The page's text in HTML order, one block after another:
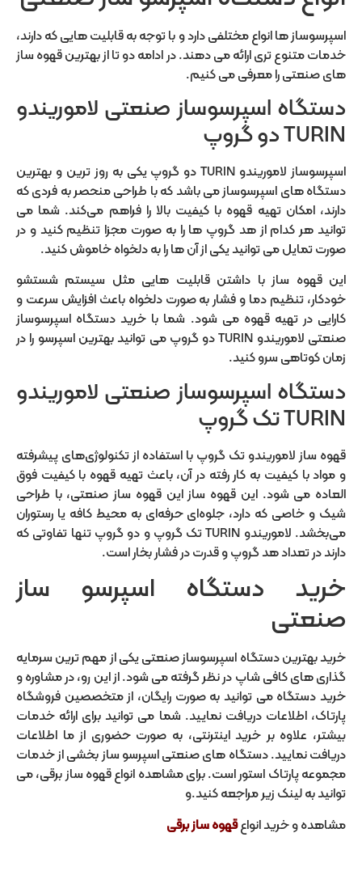
اسپرسوساز ها انواع مختلفی دارد و با توجه به قابلیت هایی که دارند،
خدمات متنوع تری ارائه می دهند. در ادامه دو تا از بهترین قهوه ساز
های صنعتی را معرفی می کنیم.
دستگاه اسپرسوساز صنعتی لاموریندو
TURIN دو گروپ
اسپرسوساز لاموریندو TURIN دو گروپ یکی به روز ترین و بهترین
دستگاه های اسپرسوساز می باشد که با طراحی منحصر به فردی که
دارند، امکان تهیه‌ قهوه با کیفیت بالا را فراهم می‌کند. شما می
توانید هر کدام از هد گروپ ها را به صورت مجزا تنظیم کنید و در
صورت تمایل می توانید یکی از آن ها را به دلخواه خاموش کنید.
این قهوه ساز با داشتن قابلیت هایی مثل سیستم شستشو
خودکار، تنظیم دما و فشار به صورت دلخواه باعث افزایش سرعت و
کارایی در تهیه قهوه می شود. شما با خرید دستگاه اسپرسوساز
صنعتی لاموریندو TURIN دو گروپ می توانید بهترین اسپرسو را در
زمان کوتاهی سرو کنید.
دستگاه اسپرسوساز صنعتی لاموریندو
TURIN تک گروپ
قهوه ساز لاموریندو تک گروپ با استفاده از تکنولوژی‌های پیشرفته
و مواد با کیفیت به کار رفته در آن، باعث تهیه قهوه با کیفیت فوق
العاده می شود. این قهوه ساز این قهوه ساز صنعتی، با طراحی
شیک و خاصی که دارد، جلوه‌ای حرفه‌ای به محیط کافه یا رستوران
می‌بخشد. لاموریندو TURIN تک گروپ و دو گروپ تنها تفاوتی که
دارند در تعداد هد گروپ و قدرت در فشار بخار است.
خرید دستگاه اسپرسو ساز
صنعتی
خرید بهترین دستگاه اسپرسوساز صنعتی یکی از مهم ترین سرمایه
گذاری های کافی شاپ در نظر گرفته می شود. از این رو، در مشاوره و
خرید دستگاه می توانید به صورت رایگان، از متخصصین فروشگاه
پارتاک، اطلاعات دریافت نمایید. شما می توانید برای ارائه خدمات
بیشتر، علاوه بر خرید اینترنتی، به صورت حضوری از ما اطلاعات
دریافت نمایید. دستگاه های صنعتی اسپرسو ساز بخشی از خدمات
مجموعه پارتاک استور است. برای مشاهده انواع قهوه ساز برقی، می
توانید به لینک زیر مراجعه کنید.و
مشاهده و خرید انواعقهوه ساز برقی